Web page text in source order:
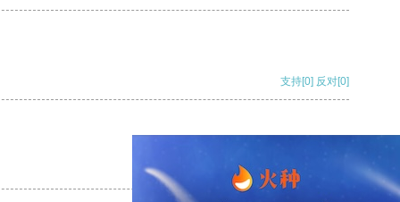
支持[0] 反对[0]
支持